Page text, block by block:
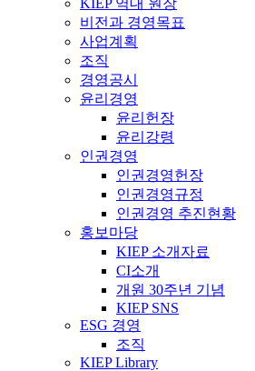
비전과 경영목표
사업계획
조직
경영공시
윤리경영
윤리헌장
윤리강령
인권경영
인권경영헌장
인권경영규정
인권경영 추진현황
홍보마당
KIEP 소개자료
CI소개
개원 30주년 기념
KIEP SNS
ESG 경영
조직
KIEP Library